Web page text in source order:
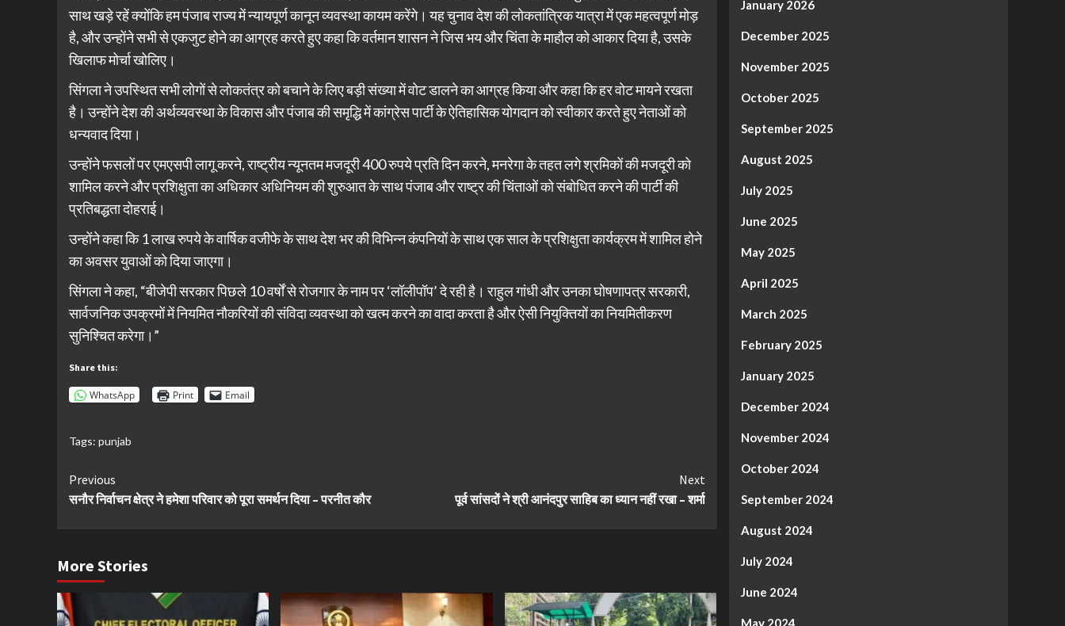
साथ खड़े रहें क्योंकि हम पंजाब राज्य में न्यायपूर्ण कानून व्यवस्था कायम करेंगे। यह चुनाव देश की लोकतांत्रिक यात्रा में एक महत्वपूर्ण मोड़
है, और उन्होंने सभी से एकजुट होने का आग्रह करते हुए कहा कि वर्तमान शासन ने जिस भय और चिंता के माहौल को आकार दिया है, उसके
खिलाफ मोर्चा खोलिए।
सिंगला ने उपस्थित सभी लोगों से लोकतंत्र को बचाने के लिए बड़ी संख्या में वोट डालने का आग्रह किया और कहा कि हर वोट मायने रखता
है। उन्होंने देश की अर्थव्यवस्था के विकास और पंजाब की समृद्धि में कांग्रेस पार्टी के ऐतिहासिक योगदान को स्वीकार करते हुए नेताओं को
धन्यवाद दिया।
उन्होंने फसलों पर एमएसपी लागू करने, राष्ट्रीय न्यूनतम मजदूरी 400 रुपये प्रति दिन करने, मनरेगा के तहत लगे श्रमिकों की मजदूरी को
शामिल करने और प्रशिक्षुता का अधिकार अधिनियम की शुरुआत के साथ पंजाब और राष्ट्र की चिंताओं को संबोधित करने की पार्टी की
प्रतिबद्धता दोहराई।
उन्होंने कहा कि 1 लाख रुपये के वार्षिक वजीफे के साथ देश भर की विभिन्न कंपनियों के साथ एक साल के प्रशिक्षुता कार्यक्रम में शामिल होने
का अवसर युवाओं को दिया जाएगा।
सिंगला ने कहा, “बीजेपी सरकार पिछले 10 वर्षों से रोजगार के नाम पर ‘लॉलीपॉप’ दे रही है। राहुल गांधी और उनका घोषणापत्र सरकारी,
सार्वजनिक उपक्रमों में नियमित नौकरियों की संविदा व्यवस्था को खत्म करने का वादा करता है और ऐसी नियुक्तियों का नियमितीकरण
सुनिश्चित करेगा।”
Share this:
WhatsApp Print Email
Tags: punjab
Continue
Reading
Previous
सनौर निर्वाचन क्षेत्र ने हमेशा परिवार को पूरा समर्थन दिया – परनीत कौर
Next
पूर्व सांसदों ने श्री आनंदपुर साहिब का ध्यान नहीं रखा – शर्मा
More Stories
January 2026
December 2025
November 2025
October 2025
September 2025
August 2025
July 2025
June 2025
May 2025
April 2025
March 2025
February 2025
January 2025
December 2024
November 2024
October 2024
September 2024
August 2024
July 2024
June 2024
May 2024